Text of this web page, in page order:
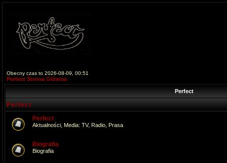
Obecny czas to 2026-08-09, 00:51
Perfect Strona Główna
Perfect
Perfect
Perfect
Aktualności, Media: TV, Radio, Prasa
Biografia
Biografia